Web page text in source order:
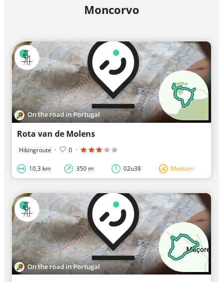
Moncorvo
On the road in Portugal
Rota van de Molens
Hikingroute · 0 ·
10,3 km 350 m 02u38 Medium
On the road in Portugal